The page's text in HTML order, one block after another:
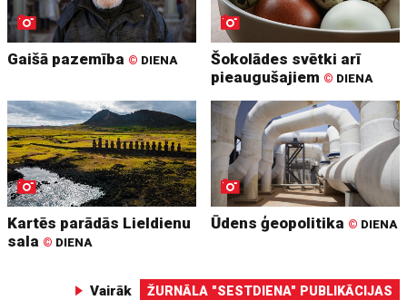
Gaišā pazemība © DIENA
Šokolādes svētki arī
pieaugušajiem © DIENA
Kartēs parādās Lieldienu
sala © DIENA
Ūdens ģeopolitika © DIENA
Vairāk ŽURNĀLA "SESTDIENA" PUBLIKĀCIJAS